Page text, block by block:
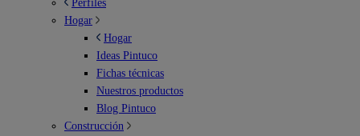
Perfiles
Hogar
Hogar
Ideas Pintuco
Fichas técnicas
Nuestros productos
Blog Pintuco
Construcción